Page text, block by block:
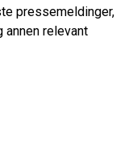
pressemeldinger,
annen relevant